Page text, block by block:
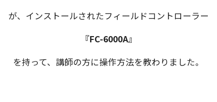
が、インストールされたフィールドコントローラー
『FC-6000A』
を持って、講師の方に操作方法を教わりました。